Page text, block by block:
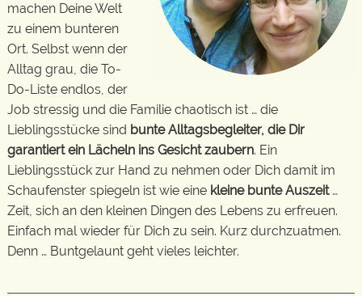
machen Deine Welt
zu einem bunteren
Ort. Selbst wenn der
Alltag grau, die To-
Do-Liste endlos, der
Job stressig und die Familie chaotisch ist … die
Lieblingsstücke sind bunte Alltagsbegleiter, die Dir
garantiert ein Lächeln ins Gesicht zaubern. Ein
Lieblingsstück zur Hand zu nehmen oder Dich damit im
Schaufenster spiegeln ist wie eine kleine bunte Auszeit…
Zeit, sich an den kleinen Dingen des Lebens zu erfreuen.
Einfach mal wieder für Dich zu sein. Kurz durchzuatmen.
Denn … Buntgelaunt geht vieles leichter.